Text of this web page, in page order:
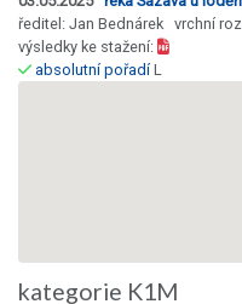
ředitel: Jan Bednárek vrchní
výsledky ke stažení:
absolutní pořadíL
kategorie K1M